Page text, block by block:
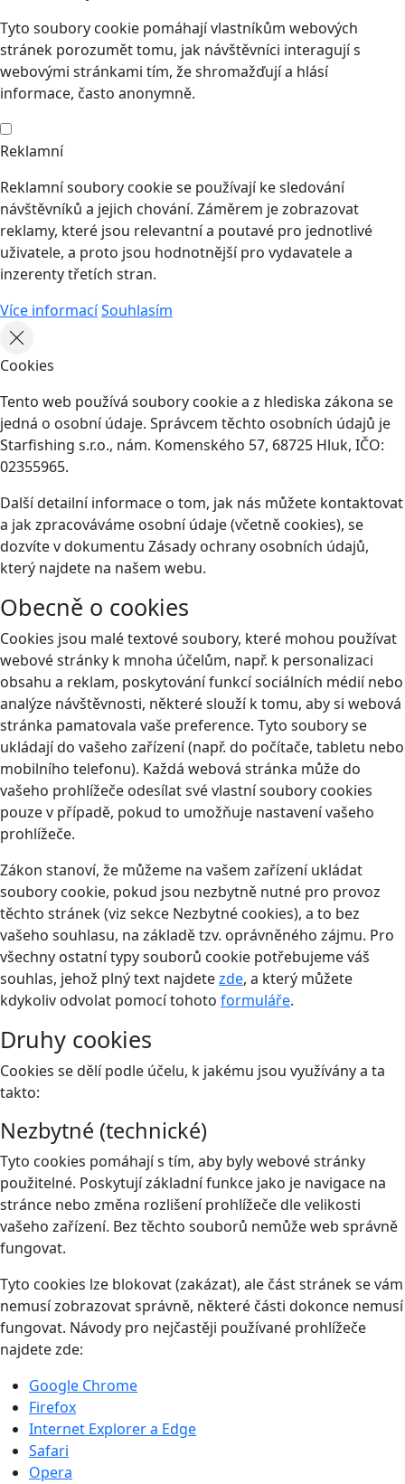
Tyto soubory cookie pomáhají vlastníkům webových
stránek porozumět tomu, jak návštěvníci interagují s
webovými stránkami tím, že shromažďují a hlásí
informace, často anonymně.
Reklamní
Reklamní soubory cookie se používají ke sledování
návštěvníků a jejich chování. Záměrem je zobrazovat
reklamy, které jsou relevantní a poutavé pro jednotlivé
uživatele, a proto jsou hodnotnější pro vydavatele a
inzerenty třetích stran.
Více informacíSouhlasím
Cookies
Tento web používá soubory cookie a z hlediska zákona se
jedná o osobní údaje. Správcem těchto osobních údajů je
Starfishing s.r.o., nám. Komenského 57, 68725 Hluk, IČO:
02355965.
Další detailní informace o tom, jak nás můžete kontaktovat
a jak zpracováváme osobní údaje (včetně cookies), se
dozvíte v dokumentu Zásady ochrany osobních údajů,
který najdete na našem webu.
Obecně o cookies
Cookies jsou malé textové soubory, které mohou používat
webové stránky k mnoha účelům, např. k personalizaci
obsahu a reklam, poskytování funkcí sociálních médií nebo
analýze návštěvnosti, některé slouží k tomu, aby si webová
stránka pamatovala vaše preference. Tyto soubory se
ukládají do vašeho zařízení (např. do počítače, tabletu nebo
mobilního telefonu). Každá webová stránka může do
vašeho prohlížeče odesílat své vlastní soubory cookies
pouze v případě, pokud to umožňuje nastavení vašeho
prohlížeče.
Zákon stanoví, že můžeme na vašem zařízení ukládat
soubory cookie, pokud jsou nezbytně nutné pro provoz
těchto stránek (viz sekce Nezbytné cookies), a to bez
vašeho souhlasu, na základě tzv. oprávněného zájmu. Pro
všechny ostatní typy souborů cookie potřebujeme váš
souhlas, jehož plný text najdetezde, a který můžete
kdykoliv odvolat pomocí tohoto formuláře.
Druhy cookies
Cookies se dělí podle účelu, k jakému jsou využívány a ta
takto:
Nezbytné (technické)
Tyto cookies pomáhají s tím, aby byly webové stránky
použitelné. Poskytují základní funkce jako je navigace na
stránce nebo změna rozlišení prohlížeče dle velikosti
vašeho zařízení. Bez těchto souborů nemůže web správně
fungovat.
Tyto cookies lze blokovat (zakázat), ale část stránek se vám
nemusí zobrazovat správně, některé části dokonce nemusí
fungovat. Návody pro nejčastěji používané prohlížeče
najdete zde:
Google Chrome
Firefox
Internet Explorer a Edge
Safari
Opera